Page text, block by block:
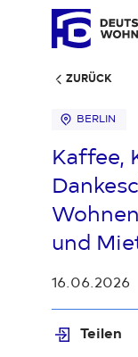
Mieten
Kaufen
Fakten &
ZURÜCK
BERLIN
Kaffee,
und
16.06.2026
Teilen